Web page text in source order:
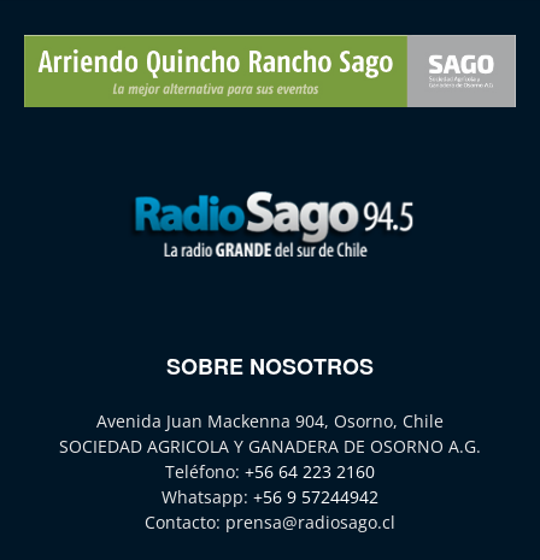
SOBRE NOSOTROS
Avenida Juan Mackenna 904, Osorno, Chile
SOCIEDAD AGRICOLA Y GANADERA DE OSORNO A.G.
Teléfono: +56 64 223 2160
Whatsapp: +56 9 57244942
Contacto: prensa@radiosago.cl